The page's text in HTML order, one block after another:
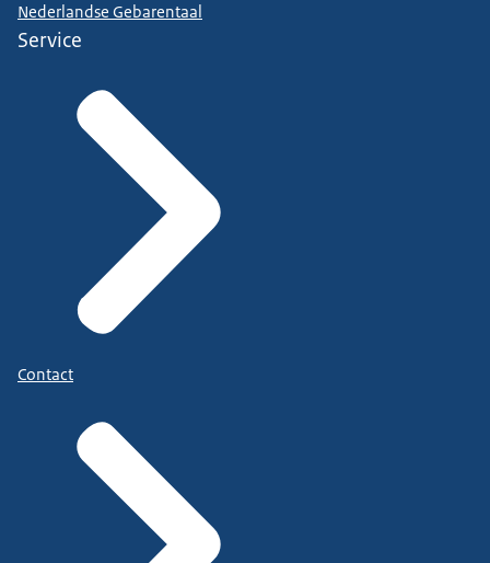
Nederlandse Gebarentaal
Service
Contact